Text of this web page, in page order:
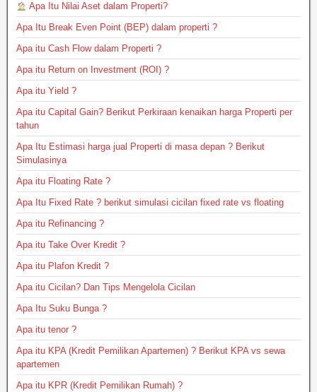
Apa Itu Nilai Aset dalam Properti?
Apa Itu Break Even Point (BEP) dalam properti ?
Apa itu Cash Flow dalam Properti ?
Apa itu Return on Investment (ROI) ?
Apa itu Yield ?
Apa itu Capital Gain? Berikut Perkiraan kenaikan harga Properti per
tahun
Apa Itu Estimasi harga jual Properti di masa depan ? Berikut
Simulasinya
Apa itu Floating Rate ?
Apa Itu Fixed Rate ? berikut simulasi cicilan fixed rate vs floating
Apa itu Refinancing ?
Apa itu Take Over Kredit ?
Apa itu Plafon Kredit ?
Apa itu Cicilan? Dan Tips Mengelola Cicilan
Apa Itu Suku Bunga ?
Apa itu tenor ?
Apa itu KPA (Kredit Pemilikan Apartemen) ? Berikut KPA vs sewa
apartemen
Apa itu KPR (Kredit Pemilikan Rumah) ?